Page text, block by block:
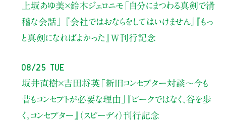
上坂あゆ美×鈴木ジェロニモ 「自分にまつわる真剣で滑
稽な会話」
『会社ではおならをしてはいけません』『もっ
と真剣になればよかった』W刊行記念
08/25 Tue
坂井直樹×吉田将英「新旧コンセプター対談～今も
昔もコンセプトが必要な理由」
『ピークではなく、谷を歩
く。コンセプター』（スピーディ）刊行記念